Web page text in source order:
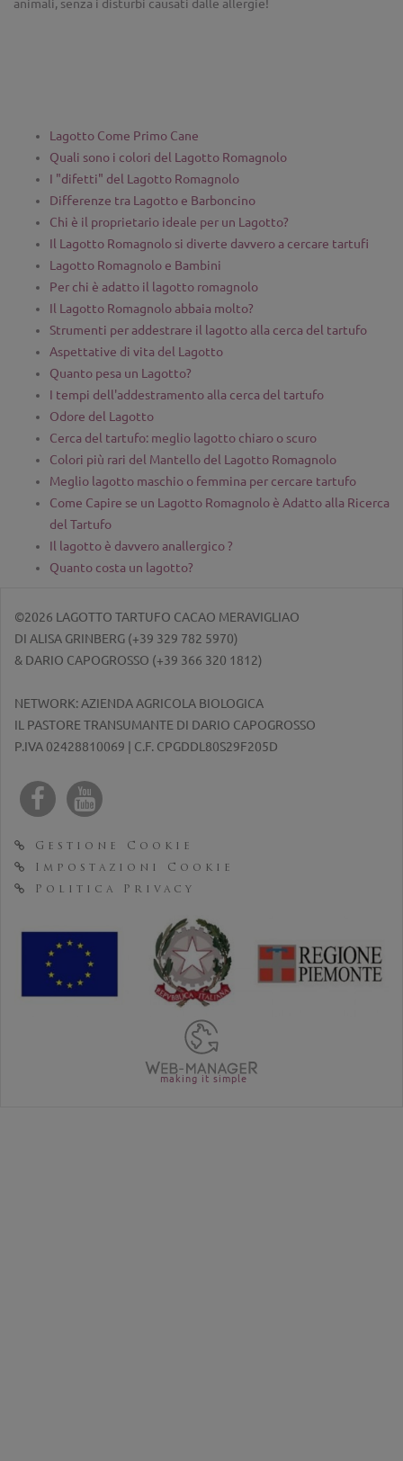
animali, senza i disturbi causati dalle allergie!
Lagotto Come Primo Cane
Quali sono i colori del Lagotto Romagnolo
I "difetti" del Lagotto Romagnolo
Differenze tra Lagotto e Barboncino
Chi è il proprietario ideale per un Lagotto?
Il Lagotto Romagnolo si diverte davvero a cercare tartufi
Lagotto Romagnolo e Bambini
Per chi è adatto il lagotto romagnolo
Il Lagotto Romagnolo abbaia molto?
Strumenti per addestrare il lagotto alla cerca del tartufo
Aspettative di vita del Lagotto
Quanto pesa un Lagotto?
I tempi dell'addestramento alla cerca del tartufo
Odore del Lagotto
Cerca del tartufo: meglio lagotto chiaro o scuro
Colori più rari del Mantello del Lagotto Romagnolo
Meglio lagotto maschio o femmina per cercare tartufo
Come Capire se un Lagotto Romagnolo è Adatto alla Ricerca
del Tartufo
Il lagotto è davvero anallergico ?
Quanto costa un lagotto?
©2026 LAGOTTO TARTUFO CACAO MERAVIGLIAO
DI ALISA GRINBERG (+39 329 782 5970)
& DARIO CAPOGROSSO (+39 366 320 1812)
NETWORK: AZIENDA AGRICOLA BIOLOGICA
IL PASTORE TRANSUMANTE DI DARIO CAPOGROSSO
P.IVA 02428810069 | C.F. CPGDDL80S29F205D
Gestione Cookie
Impostazioni Cookie
Politica Privacy
making it simple